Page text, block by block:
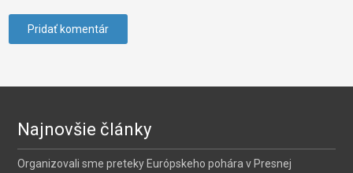
Najnovšie články
Organizovali sme preteky Európskeho pohára v Presnej